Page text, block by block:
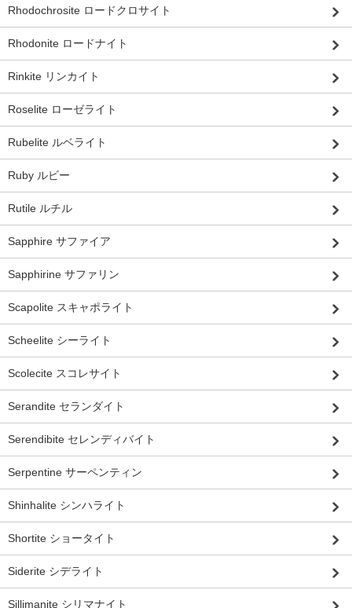
Rhodochrosite ロードクロサイト
Rhodonite ロードナイト
Rinkite リンカイト
Roselite ローゼライト
Rubelite ルベライト
Ruby ルビー
Rutile ルチル
Sapphire サファイア
Sapphirine サファリン
Scapolite スキャポライト
Scheelite シーライト
Scolecite スコレサイト
Serandite セランダイト
Serendibite セレンディバイト
Serpentine サーペンティン
Shinhalite シンハライト
Shortite ショータイト
Siderite シデライト
Sillimanite シリマナイト